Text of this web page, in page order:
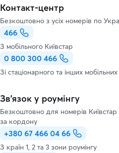
Контакт-центр
Безкоштовно з усіх номерів по
466
З мобільного Київстар
0 800 300 466
Зі стаціонарного та інших мобільних
Зв’язок у роумінгу
Безкоштовно для номерів Київстар
за кордону
+380 67 466 04 66
З країн 1, 2 та 3 зони роумінгу